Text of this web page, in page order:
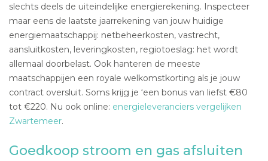
slechts deels de uiteindelijke energierekening. Inspecteer
maar eens de laatste jaarrekening van jouw huidige
energiemaatschappij: netbeheerkosten, vastrecht,
aansluitkosten, leveringkosten, regiotoeslag: het wordt
allemaal doorbelast. Ook hanteren de meeste
maatschappijen een royale welkomstkorting als je jouw
contract oversluit. Soms krijg je ‘een bonus van liefst €80
tot €220. Nu ook online: energieleveranciers vergelijken
Zwartemeer.
Goedkoop stroom en gas afsluiten